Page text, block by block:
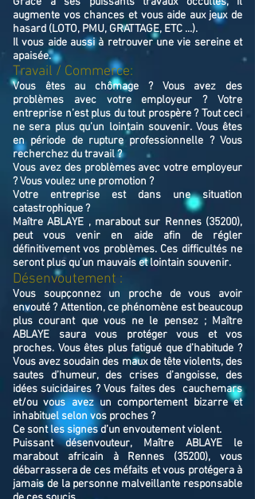
augmente vos chances et vous aide aux jeux de
hasard (LOTO, PMU, GRATTAGE, ETC ...).
Il vous aide aussi à retrouver une vie sereine et
apaisée.
Travail / Commerce:
Vous êtes au chômage ? Vous avez des
problèmes avec votre employeur ? Votre
entreprise n’est plus du tout prospère ? Tout ceci
ne sera plus qu’un lointain souvenir. Vous êtes
en période de rupture professionnelle ? Vous
recherchez du travail ?
Vous avez des problèmes avec votre employeur
? Vous voulez une promotion ?
Votre entreprise est dans une situation
catastrophique ?
Maître ABLAYE , marabout sur Rennes (35200),
peut vous venir en aide afin de régler
définitivement vos problèmes. Ces difficultés ne
seront plus qu’un mauvais et lointain souvenir.
Désenvoutement :
Vous soupçonnez un proche de vous avoir
envouté ? Attention, ce phénomène est beaucoup
plus courant que vous ne le pensez ; Maître
ABLAYE saura vous protéger vous et vos
proches. Vous êtes plus fatigué que d’habitude ?
Vous avez soudain des maux de tête violents, des
sautes d’humeur, des crises d’angoisse, des
idées suicidaires ? Vous faites des cauchemars
et/ou vous avez un comportement bizarre et
inhabituel selon vos proches ?
Ce sont les signes d’un envoutement violent.
Puissant désenvouteur,
Maître ABLAYE
le
marabout africain à Rennes (35200),
vous
débarrassera de ces méfaits et vous protégera à
jamais de la personne malveillante responsable